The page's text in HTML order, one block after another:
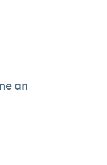
an